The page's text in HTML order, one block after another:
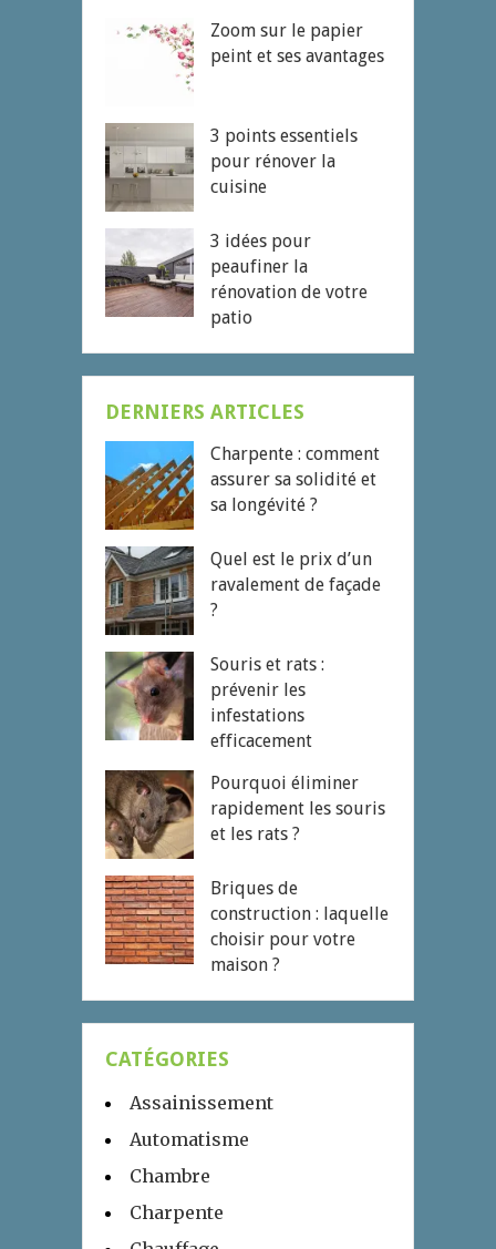
Zoom sur le papier
peint et ses avantages
3 points essentiels
pour rénover la
cuisine
3 idées pour
peaufiner la
rénovation de votre
patio
DERNIERS ARTICLES
Charpente : comment
assurer sa solidité et
sa longévité ?
Quel est le prix d’un
ravalement de façade
?
Souris et rats :
prévenir les
infestations
efficacement
Pourquoi éliminer
rapidement les souris
et les rats ?
Briques de
construction : laquelle
choisir pour votre
maison ?
CATÉGORIES
Assainissement
Automatisme
Chambre
Charpente